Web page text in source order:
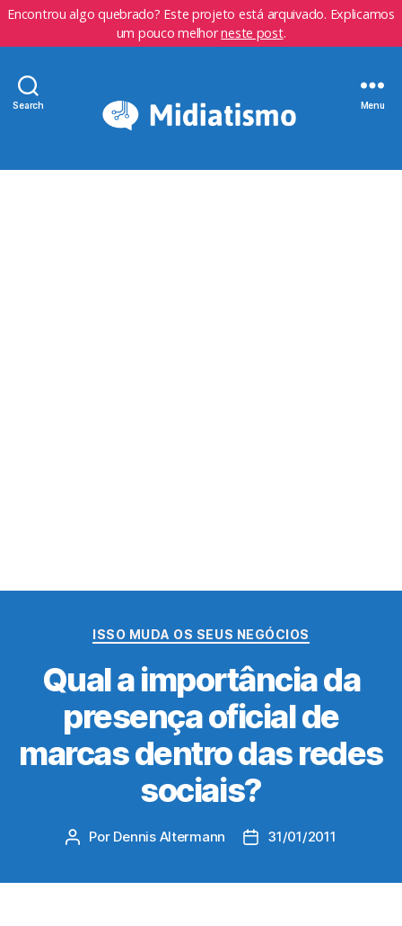
Encontrou algo quebrado? Este projeto está arquivado. Explicamos
um pouco melhorneste post.
Search Menu
Categorias
ISSO MUDA OS SEUS NEGÓCIOS
Qual a importância da
presença oficial de
marcas dentro das redes
sociais?
Autor
Por Dennis Altermann
Data31/01/2011